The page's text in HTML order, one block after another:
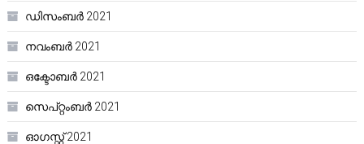
ഡിസംബർ 2021
നവംബർ 2021
ഒക്ടോബർ 2021
സെപ്റ്റംബർ 2021
ഓഗസ്റ്റ്‌ 2021